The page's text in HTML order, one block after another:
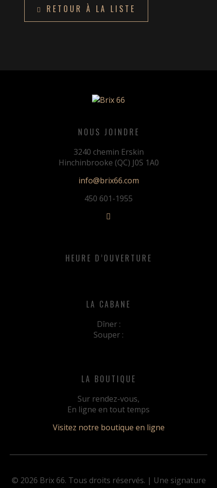
RETOUR À LA LISTE
NOUS JOINDRE
3240 chemin Erskin
Hinchinbrooke (QC) J0S 1A0
info@brix66.com
450 601-1955
HEURE D’OUVERTURE
LA CABANE
Dîner :
Souper :
LA BOUTIQUE
Sur rendez-vous,
En ligne en tout temps
Visitez notre boutique en ligne
© 2026 Brix 66. Tous droits réservés. | Une signature